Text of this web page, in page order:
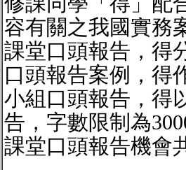
容有關之我國實務
課堂口頭報告，得
口頭報告案例，得
小組口頭報告，得
告，字數限制為
課堂口頭報告機會